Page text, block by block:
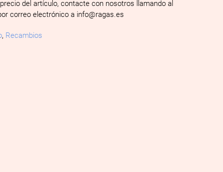
del artículo, contacte con nosotros llamando al
correo electrónico a info@ragas.es
, Recambios